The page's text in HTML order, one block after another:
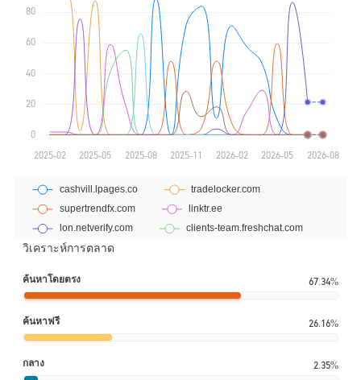
วิเคราะห์การตลาด
ค้นหาโดยตรง 67.34%
ค้นหาฟรี 26.16%
กลาง 2.35%